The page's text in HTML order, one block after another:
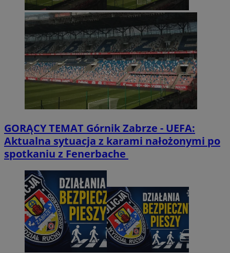
GORĄCY TEMAT Górnik Zabrze - UEFA:
Aktualna sytuacja z karami nałożonymi po
spotkaniu z Fenerbache